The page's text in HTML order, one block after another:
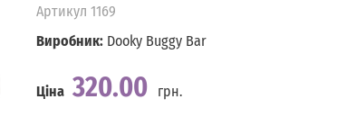
Артикул 1169
Виробник: Dooky Buggy Bar
Ціна 320.00
грн.